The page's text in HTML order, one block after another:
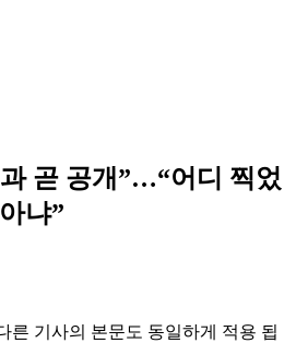
곧 공개”…“어디 찍었
냐”
른 기사의 본문도 동일하게 적용 됩